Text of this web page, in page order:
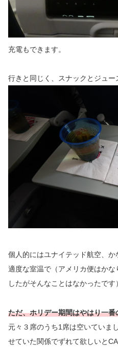
充電もできます。
行きと同じく、スナックとジュー
個人的にはユナイテッド航空、か
適度な室温で（アメリカ便はか
したがそんなことはなかったで
ただ、ホリデー期間はやはり一番
元々３席のうち1席は空いていま
せていた関係でずれて欲しいと